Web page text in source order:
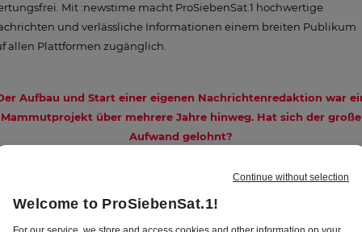
Mit :newstime macht ProSiebenSat.1 hochwertige
und verlässliche Informationen einem breiten Publikum
allen Plattformen zugänglich.
Aufbau und Start einer eigenen Nachrichtenredaktion war
Mammutprojekt über mehrere Jahre hinweg. Hat sich der große
Aufwand gelohnt?
Unsere Gesellschaft und die Mediennutzung haben sich
darauf müssen wir mit unserem Programm reagieren. In einer
in der sich Menschen oft nur noch in sozialen Netzwerk-